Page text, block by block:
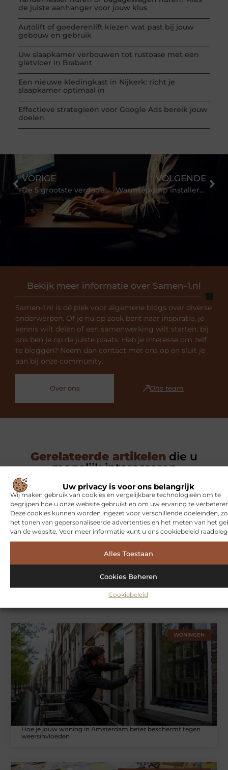
Uw privacy is voor ons belangrijk
Wij maken gebruik van cookies en vergelijkbare technologieën om te
begrijpen hoe u onze website gebruikt en om uw ervaring te
Deze cookies kunnen worden ingezet voor verschillende doeleinden,
het tonen van gepersonaliseerde advertenties en het meten van het
van de website. Voor meer informatie kunt u ons cookiebeleid
Alles Toestaan
Cookies Beheren
Cookiebeleid
de juiste aanhanger voor jouw klus
Autolift of goederenlift kiezen wat past bij jouw
gebouw en gebruik
Uw slaapkamer verbouwen tot rustoase met een
gietvloer in Brabant
Een nieuwe kledingkast in Nijkerk: richt je
slaapkamer optimaal in
Effectieve strategieën voor Google Ads bereik jouw
doelen
Bekijk meer informatie over Samen-1.nl
Samen-1.nl is dé plek voor algemene blogs over diverse
onderwerpen. Of je nu op zoek bent naar inspiratie, je
kennis wilt delen of een samenwerking wilt starten, bij
ons ben je op de juiste plaats. Heb je interesse om zelf
te bloggen? Neem dan contact met ons op en sluit je
aan bij onze community.
Over ons Ons team
VORIGE
De 5 grootste vergadervalstrikken (en hoe je ze vermijdt)
VOLGENDE
Warmtepomp installeren in Friesland? Slim, duurzaam én toekomstgericht
Gerelateerde artikelen die u
mogelijk interesseren
SPORT
Symbiont360: Innovatieve EMS-training in Utrecht voor een
WONINGEN
Hoe je jouw woning in Amsterdam beter beschermt tegen
weersinvloeden